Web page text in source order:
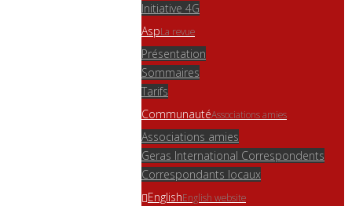
Initiative 4G
AspLa revue
Présentation
Sommaires
Tarifs
CommunautéAssociations amies
Associations amies
Geras International Correspondents
Correspondants locaux
EnglishEnglish website